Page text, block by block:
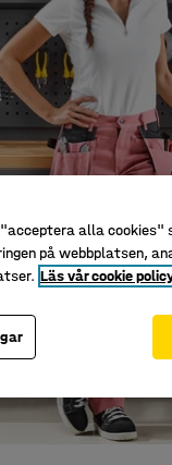
alla cookies"
på webbplatsen,
Läs vår cookie